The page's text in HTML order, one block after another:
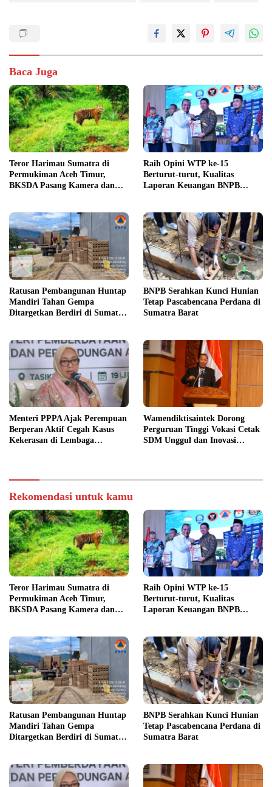
Baca Juga
Teror Harimau Sumatra di
Permukiman Aceh Timur,
BKSDA Pasang Kamera dan
Raih Opini WTP ke-15
Berturut-turut, Kualitas
Laporan Keuangan BNPB
Ratusan Pembangunan Huntap
Mandiri Tahan Gempa
Ditargetkan Berdiri di Sumatra
BNPB Serahkan Kunci Hunian
Tetap Pascabencana Perdana di
Sumatra Barat
Menteri PPPA Ajak Perempuan
Berperan Aktif Cegah Kasus
Kekerasan di Lembaga
Wamendiktisaintek Dorong
Perguruan Tinggi Vokasi Cetak
SDM Unggul dan Inovasi
Rekomendasi untuk kamu
Teror Harimau Sumatra di
Permukiman Aceh Timur,
BKSDA Pasang Kamera dan
Raih Opini WTP ke-15
Berturut-turut, Kualitas
Laporan Keuangan BNPB
Ratusan Pembangunan Huntap
Mandiri Tahan Gempa
Ditargetkan Berdiri di Sumatra
BNPB Serahkan Kunci Hunian
Tetap Pascabencana Perdana di
Sumatra Barat